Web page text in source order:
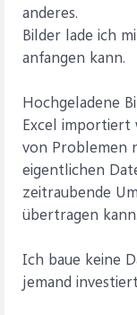
anderes.
Bilder lade ich
anfangen kann.
Hochgeladene
Excel importiert
von Problemen
eigentlichen
zeitraubende
übertragen kann.
Ich baue keine
jemand